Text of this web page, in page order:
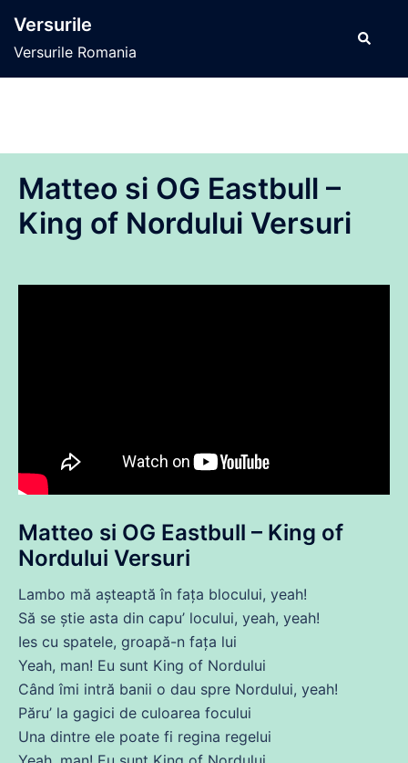
conținut
Versurile
Versurile Romania
Caută
Matteo si OG Eastbull –
King of Nordului Versuri
Matteo si OG Eastbull – King of
Nordului Versuri
Lambo mă așteaptă în fața blocului, yeah!
Să se știe asta din capu’ locului, yeah, yeah!
Ies cu spatele, groapă-n fața lui
Yeah, man! Eu sunt King of Nordului
Când îmi intră banii o dau spre Nordului, yeah!
Păru’ la gagici de culoarea focului
Una dintre ele poate fi regina regelui